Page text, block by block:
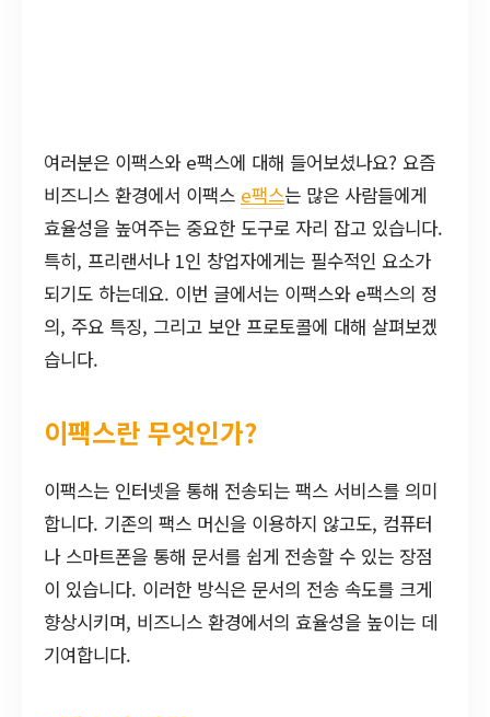
여러분은 이팩스와 e팩스에 대해 들어보셨나요? 요즘
비즈니스 환경에서 이팩스 e팩스는 많은 사람들에게
효율성을 높여주는 중요한 도구로 자리 잡고 있습니다.
특히, 프리랜서나 1인 창업자에게는 필수적인 요소가
되기도 하는데요. 이번 글에서는 이팩스와 e팩스의 정
의, 주요 특징, 그리고 보안 프로토콜에 대해 살펴보겠
습니다.
이팩스란 무엇인가?
이팩스는 인터넷을 통해 전송되는 팩스 서비스를 의미
합니다. 기존의 팩스 머신을 이용하지 않고도, 컴퓨터
나 스마트폰을 통해 문서를 쉽게 전송할 수 있는 장점
이 있습니다. 이러한 방식은 문서의 전송 속도를 크게
향상시키며, 비즈니스 환경에서의 효율성을 높이는 데
기여합니다.